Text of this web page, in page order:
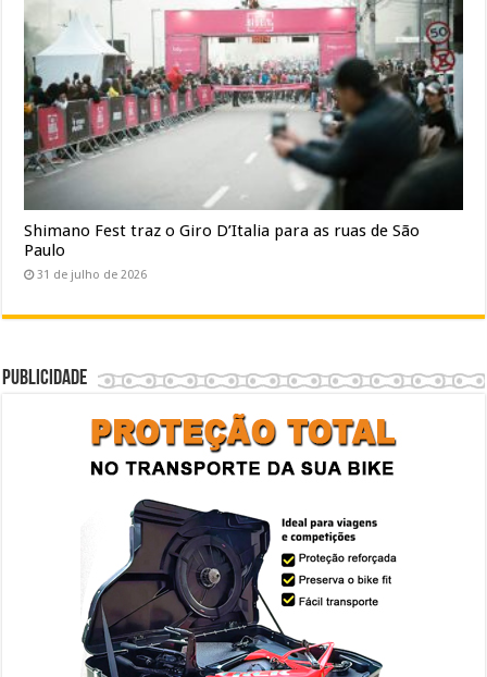
Shimano Fest traz o Giro D’Italia para as ruas de São
Paulo
31 de julho de 2026
Publicidade